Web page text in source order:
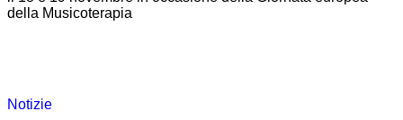
della Musicoterapia
Notizie